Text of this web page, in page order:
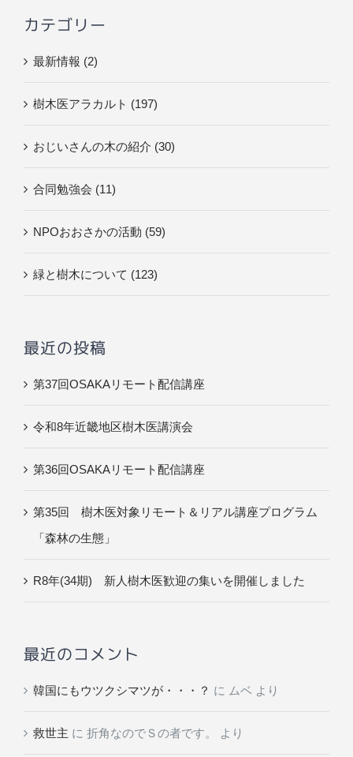
カテゴリー
最新情報 (2)
樹木医アラカルト (197)
おじいさんの木の紹介 (30)
合同勉強会 (11)
NPOおおさかの活動 (59)
緑と樹木について (123)
最近の投稿
第37回OSAKAリモート配信講座
令和8年近畿地区樹木医講演会
第36回OSAKAリモート配信講座
第35回 樹木医対象リモート＆リアル講座プログラム
「森林の生態」
R8年(34期) 新人樹木医歓迎の集いを開催しました
最近のコメント
韓国にもウツクシマツが・・・？ に ムベ より
救世主 に 折角なのでＳの者です。 より